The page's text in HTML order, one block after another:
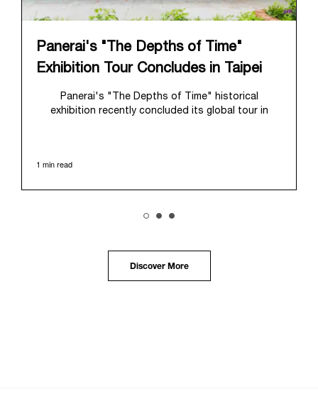
Panerai's "The Depths of Time"
Exhibition Tour Concludes in Taipei
Panerai's "The Depths of Time" historical
exhibition recently concluded its global tour in
with its century of history, offered an evocative
highlighted the brand's pivotal moment in 1993 with
the public unveiling of its military-grade innovations
through its inaugural Luminor collection for civilian
1 min read
Discover More